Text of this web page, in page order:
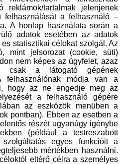
reklámok/tartalmak jelenjenek
a felhasználó –
A honlap használata során a
adatok esetében az adatok
statisztikai célokat szolgál. Az
mint jelsorozat (cookie, süti)
nem képes az ügyfelet, azaz
csak a látogató gépének
felhasználónak módja van a
hogy az ne engedje meg az
a felhasználó gépére
az eszközök menüben a
pontban). Ebben az esetben a
részét ugyanúgy igénybe
(például a testreszabott
egyes funkcióit a
mértékben használni.
eltérő célra a személyes